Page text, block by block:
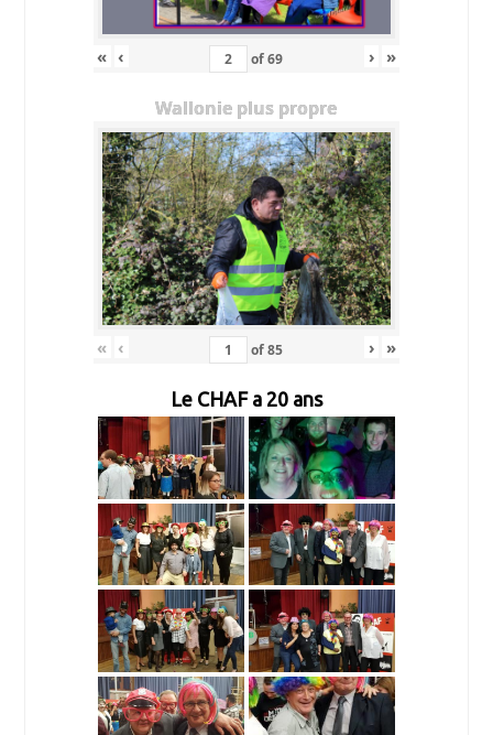
« ‹ of69 › »
Wallonie plus propre
« ‹ of85 › »
Le CHAF a 20 ans